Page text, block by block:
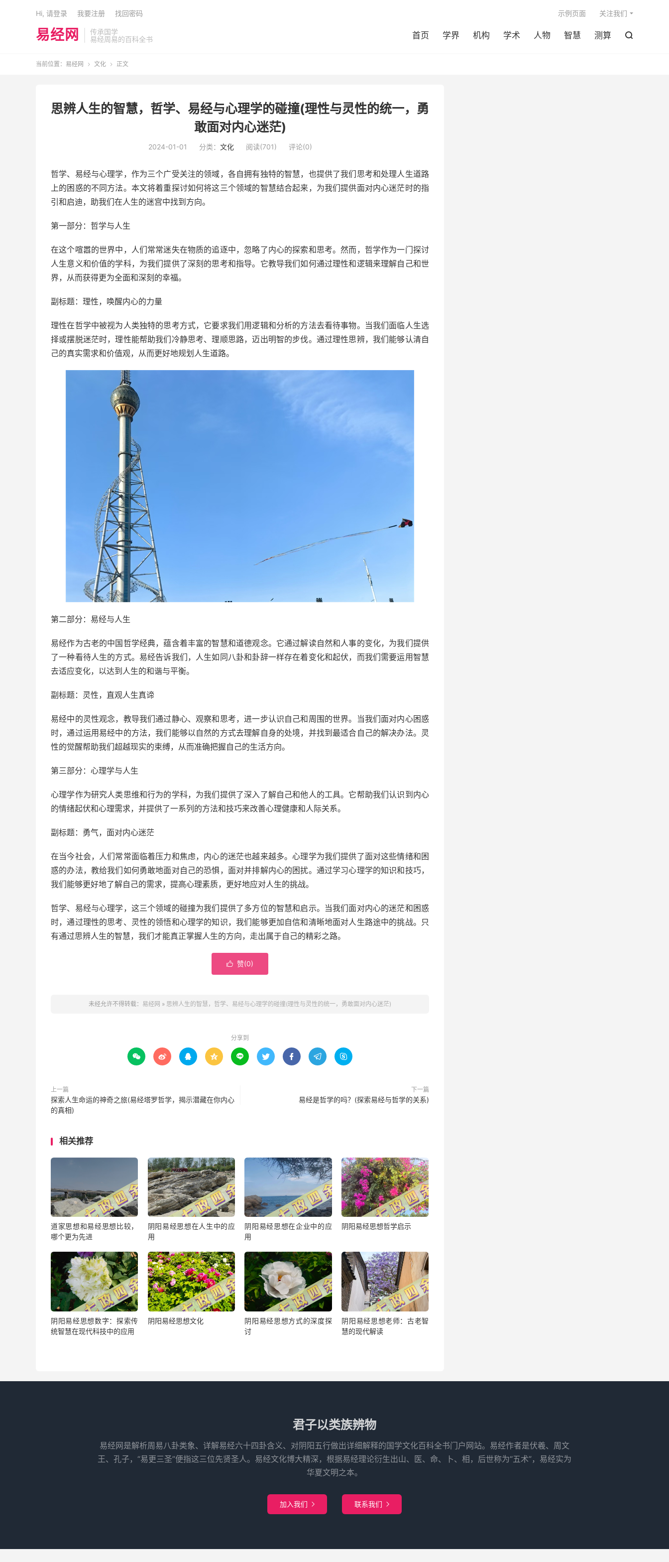
易经网
传承国学
易经周易的百科全书
首页 学界 机构 学术 人物 智慧 测算 
示例页面 关注我们
Hi, 请登录 我要注册 找回密码
当前位置： 易经网  文化  正文
思辨人生的智慧，哲学、易经与心理学的碰撞(理性与灵性的统一，勇
敢面对内心迷茫)
2024-01-01 分类： 文化 阅读(701) 评论(0)
哲学、易经与心理学，作为三个广受关注的领域，各自拥有独特的智慧，也提供了我们思考和处理人生道路
上的困惑的不同方法。本文将着重探讨如何将这三个领域的智慧结合起来，为我们提供面对内心迷茫时的指
引和启迪，助我们在人生的迷宫中找到方向。
第一部分：哲学与人生
在这个喧嚣的世界中，人们常常迷失在物质的追逐中，忽略了内心的探索和思考。然而，哲学作为一门探讨
人生意义和价值的学科，为我们提供了深刻的思考和指导。它教导我们如何通过理性和逻辑来理解自己和世
界，从而获得更为全面和深刻的幸福。
副标题：理性，唤醒内心的力量
理性在哲学中被视为人类独特的思考方式，它要求我们用逻辑和分析的方法去看待事物。当我们面临人生选
择或摆脱迷茫时，理性能帮助我们冷静思考、理顺思路，迈出明智的步伐。通过理性思辨，我们能够认清自
己的真实需求和价值观，从而更好地规划人生道路。
第二部分：易经与人生
易经作为古老的中国哲学经典，蕴含着丰富的智慧和道德观念。它通过解读自然和人事的变化，为我们提供
了一种看待人生的方式。易经告诉我们，人生如同八卦和卦辞一样存在着变化和起伏，而我们需要运用智慧
去适应变化，以达到人生的和谐与平衡。
副标题：灵性，直观人生真谛
易经中的灵性观念，教导我们通过静心、观察和思考，进一步认识自己和周围的世界。当我们面对内心困惑
时，通过运用易经中的方法，我们能够以自然的方式去理解自身的处境，并找到最适合自己的解决办法。灵
性的觉醒帮助我们超越现实的束缚，从而准确把握自己的生活方向。
第三部分：心理学与人生
心理学作为研究人类思维和行为的学科，为我们提供了深入了解自己和他人的工具。它帮助我们认识到内心
的情绪起伏和心理需求，并提供了一系列的方法和技巧来改善心理健康和人际关系。
副标题：勇气，面对内心迷茫
在当今社会，人们常常面临着压力和焦虑，内心的迷茫也越来越多。心理学为我们提供了面对这些情绪和困
惑的办法，教给我们如何勇敢地面对自己的恐惧，面对并排解内心的困扰。通过学习心理学的知识和技巧，
我们能够更好地了解自己的需求，提高心理素质，更好地应对人生的挑战。
哲学、易经与心理学，这三个领域的碰撞为我们提供了多方位的智慧和启示。当我们面对内心的迷茫和困惑
时，通过理性的思考、灵性的领悟和心理学的知识，我们能够更加自信和清晰地面对人生路途中的挑战。只
有通过思辨人生的智慧，我们才能真正掌握人生的方向，走出属于自己的精彩之路。
 赞(0)
未经允许不得转载： 易经网 » 思辨人生的智慧，哲学、易经与心理学的碰撞(理性与灵性的统一，勇敢面对内心迷茫)
分享到
        
上一篇
探索人生命运的神奇之旅(易经塔罗哲学，揭示潜藏在你内心
的真相)
下一篇
易经是哲学的吗？(探索易经与哲学的关系)
相关推荐
道家思想和易经思想比较，
哪个更为先进
阴阳易经思想在人生中的应
用
阴阳易经思想在企业中的应
用
阴阳易经思想哲学启示
阴阳易经思想数字：探索传
统智慧在现代科技中的应用
阴阳易经思想文化
阴阳易经思想方式的深度探
讨
阴阳易经思想老师：古老智
慧的现代解读
君子以类族辨物
易经网是解析周易八卦类象、详解易经六十四卦含义、对阴阳五行做出详细解释的国学文化百科全书门户网站。易经作者是伏羲、周文
王、孔子，“易更三圣”便指这三位先贤圣人。易经文化博大精深，根据易经理论衍生出山、医、命、卜、相，后世称为“五术”，易经实为
华夏文明之本。
加入我们  联系我们 